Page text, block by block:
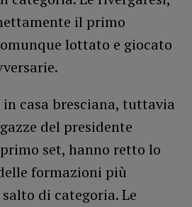
il primo
lottato e giocato
casa bresciana, tuttavia
del presidente
set, hanno retto lo
formazioni più
di categoria. Le